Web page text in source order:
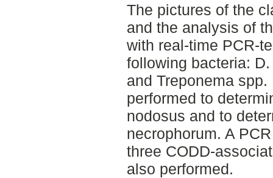
The pictures of the
and the analysis of
with real-time PCR-
following bacteria:
and Treponema
performed to
nodosus and to
necrophorum. A
three CODD-
also performed.